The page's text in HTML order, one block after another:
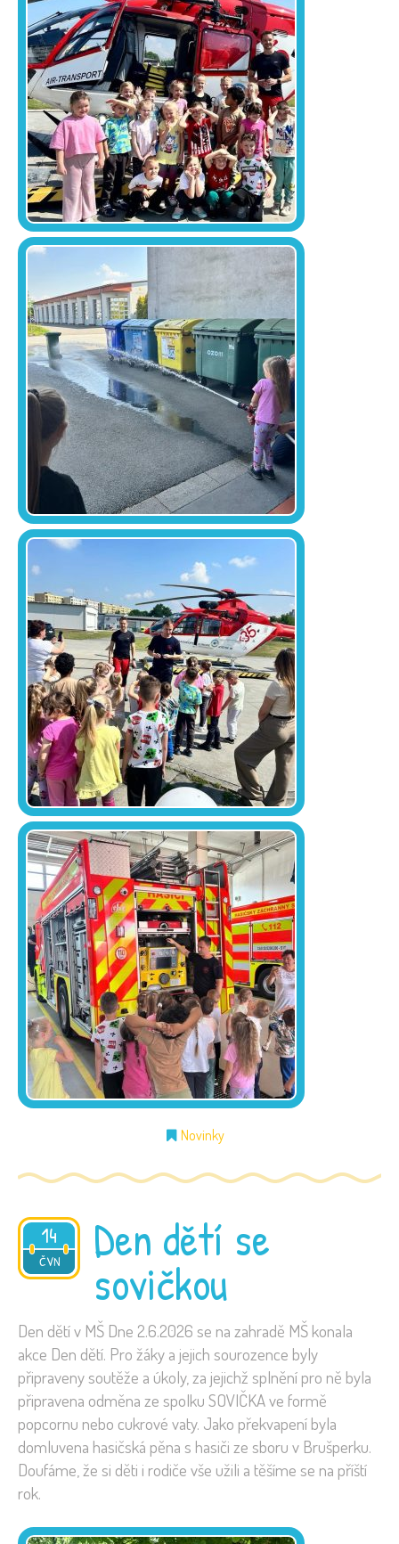
Novinky
14
ČVN
2026 Den dětí se
sovičkou
Den dětí v MŠ Dne 2.6.2026 se na zahradě MŠ konala
akce Den dětí. Pro žáky a jejich sourozence byly
připraveny soutěže a úkoly, za jejichž splnění pro ně byla
připravena odměna ze spolku SOVIČKA ve formě
popcornu nebo cukrové vaty. Jako překvapení byla
domluvena hasičská pěna s hasiči ze sboru v Brušperku.
Doufáme, že si děti i rodiče vše užili a těšíme se na příští
rok.